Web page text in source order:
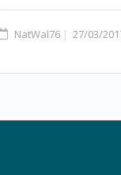
NatWal76 27/03/